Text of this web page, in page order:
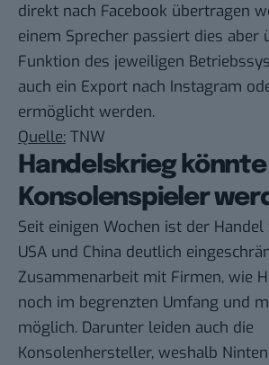
direkt nach Facebook übertragen
einem Sprecher passiert dies aber
Funktion des jeweiligen
auch ein Export nach Instagram
ermöglicht werden.
Quelle: TNW
Handelskrieg
Konsolenspieler
Seit einigen Wochen ist der
USA und China deutlich
Zusammenarbeit mit Firmen, wie
noch im begrenzten Umfang und
möglich. Darunter leiden auch die
Konsolenhersteller, weshalb